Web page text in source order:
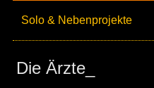
Solo & Nebenprojekte
Die Ärzte_